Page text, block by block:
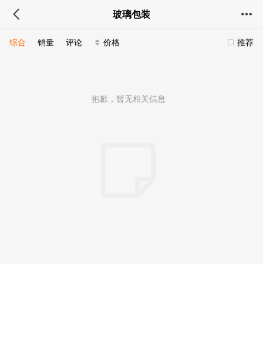
玻璃包装
推荐
综合 销量 评论 价格
抱歉，暂无相关信息